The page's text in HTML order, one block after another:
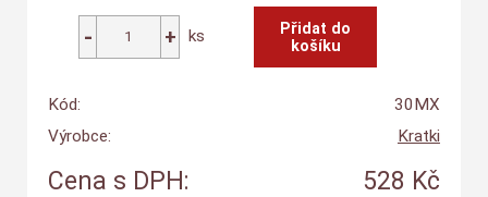
ks
Kód:
30MX
Výrobce:
Kratki
Cena s DPH: 528 Kč